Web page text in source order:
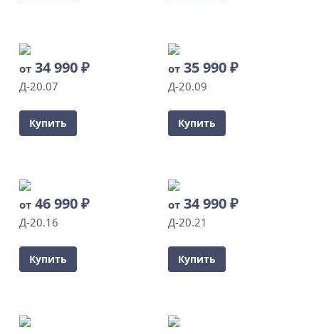
от 34 990₽
Д-20.07
Купить
от 35 990₽
Д-20.09
Купить
от 46 990₽
Д-20.16
Купить
от 34 990₽
Д-20.21
Купить